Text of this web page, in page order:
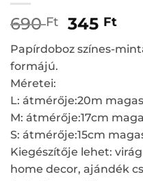
690Ft
Original
price
was:
345 Ft
is:
Papírdoboz színes-
formájú.
Méretei:
L: átmérője:20m
M: átmérője:17cm
S: átmérője:15cm
Kiegészítője lehet:
home decor, ajándék